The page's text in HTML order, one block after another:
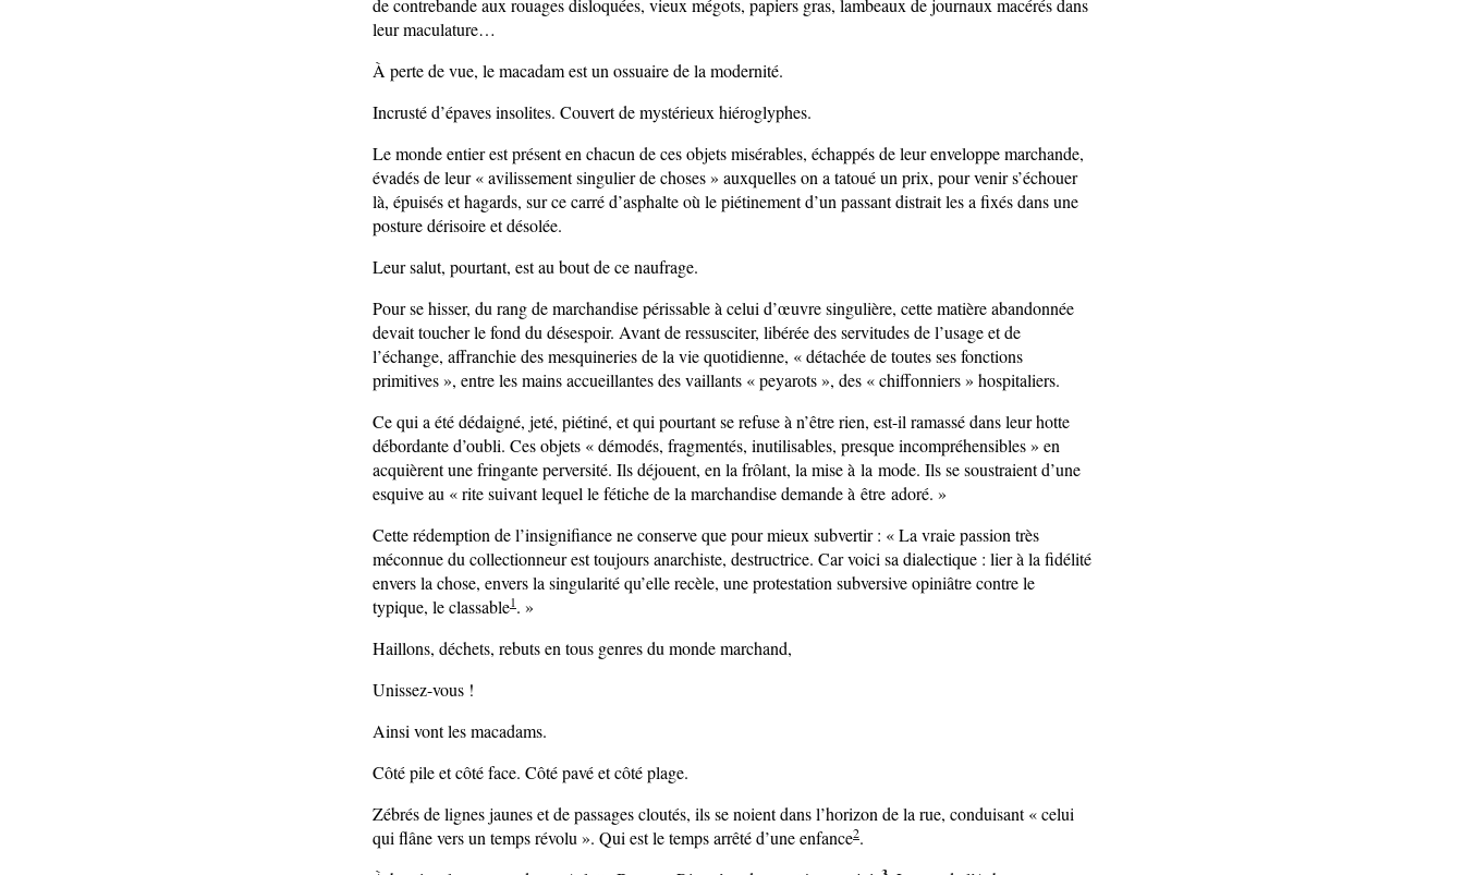
de contrebande aux rouages disloquées, vieux mégots, papiers gras, lambeaux de journaux macérés dans
leur maculature…
À perte de vue, le macadam est un ossuaire de la modernité.
Incrusté d’épaves insolites. Couvert de mystérieux hiéroglyphes.
Le monde entier est présent en chacun de ces objets misérables, échappés de leur enveloppe marchande,
évadés de leur « avilissement singulier de choses » auxquelles on a tatoué un prix, pour venir s’échouer
là, épuisés et hagards, sur ce carré d’asphalte où le piétinement d’un passant distrait les a fixés dans une
posture dérisoire et désolée.
Leur salut, pourtant, est au bout de ce naufrage.
Pour se hisser, du rang de marchandise périssable à celui d’œuvre singulière, cette matière abandonnée
devait toucher le fond du désespoir. Avant de ressusciter, libérée des servitudes de l’usage et de
l’échange, affranchie des mesquineries de la vie quotidienne, « détachée de toutes ses fonctions
primitives », entre les mains accueillantes des vaillants « peyarots », des « chiffonniers » hospitaliers.
Ce qui a été dédaigné, jeté, piétiné, et qui pourtant se refuse à n’être rien, est-il ramassé dans leur hotte
débordante d’oubli. Ces objets « démodés, fragmentés, inutilisables, presque incompréhensibles » en
acquièrent une fringante perversité. Ils déjouent, en la frôlant, la mise à la mode. Ils se soustraient d’une
esquive au « rite suivant lequel le fétiche de la marchandise demande à être adoré. »
Cette rédemption de l’insignifiance ne conserve que pour mieux subvertir : « La vraie passion très
méconnue du collectionneur est toujours anarchiste, destructrice. Car voici sa dialectique : lier à la fidélité
envers la chose, envers la singularité qu’elle recèle, une protestation subversive opiniâtre contre le
typique, le classable1. »
Haillons, déchets, rebuts en tous genres du monde marchand,
Unissez-vous !
Ainsi vont les macadams.
Côté pile et côté face. Côté pavé et côté plage.
Zébrés de lignes jaunes et de passages cloutés, ils se noient dans l’horizon de la rue, conduisant « celui
qui flâne vers un temps révolu ». Qui est le temps arrêté d’une enfance2.